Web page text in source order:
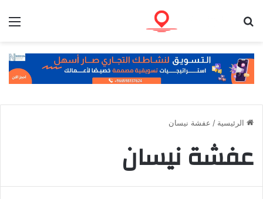
الرئيسية / عفشة نيسان
عفشة نيسان